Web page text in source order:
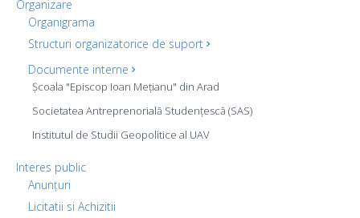
Organizare
Organigrama
Structuri organizatorice de suport
Documente interne
Școala "Episcop Ioan Mețianu" din Arad
Societatea Antreprenorială Studențescă (SAS)
Institutul de Studii Geopolitice al UAV
Interes public
Anunțuri
Licitatii si Achizitii